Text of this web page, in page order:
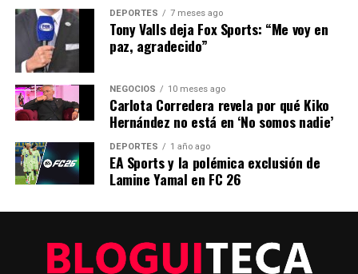
Nuestro equipo editorial no solo informa las noticias: las vive.
Con años de experiencia en primera línea, buscamos los
hechos, los verificamos con rigor y contamos las historias que
dan forma a nuestro mundo. Impulsados por la integridad y
una mirada atenta al detalle, abordamos la política, la cultura y
titulares cambian cada minuto, puedes contar con nosotros
para abrirnos paso entre el ruido y ofrecerte claridad en
bandeja de plata.
DEPORTES 7 meses ago
Tony Valls deja Fox Sports: “Me voy en
paz, agradecido”
NEGOCIOS 10 meses ago
Carlota Corredera revela por qué Kiko
Hernández no está en ‘No somos nadie’
DEPORTES 1 año ago
EA Sports y la polémica exclusión de
Lamine Yamal en FC 26